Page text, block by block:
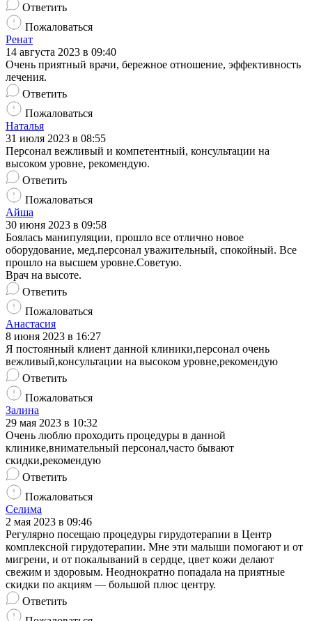
Ответить
Пожаловаться
Ренат
14 августа 2023 в 09:40
Очень приятный врачи, бережное отношение, эффективность
лечения.
Ответить
Пожаловаться
Наталья
31 июля 2023 в 08:55
Персонал вежливый и компетентный, консультации на
высоком уровне, рекомендую.
Ответить
Пожаловаться
Айша
30 июня 2023 в 09:58
Боялась манипуляции, прошло все отлично новое
оборудование, мед.персонал уважительный, спокойный. Все
прошло на высшем уровне.Советую.
Врач на высоте.
Ответить
Пожаловаться
Анастасия
8 июня 2023 в 16:27
Я постоянный клиент данной клиники,персонал очень
вежливый,консультации на высоком уровне,рекомендую
Ответить
Пожаловаться
Залина
29 мая 2023 в 10:32
Очень люблю проходить процедуры в данной
клинике,внимательный персонал,часто бывают
скидки,рекомендую
Ответить
Пожаловаться
Селима
2 мая 2023 в 09:46
Регулярно посещаю процедуры гирудотерапии в Центр
комплексной гирудотерапии. Мне эти малыши помогают и от
мигрени, и от покалываний в сердце, цвет кожи делают
свежим и здоровым. Неоднократно попадала на приятные
скидки по акциям — большой плюс центру.
Ответить